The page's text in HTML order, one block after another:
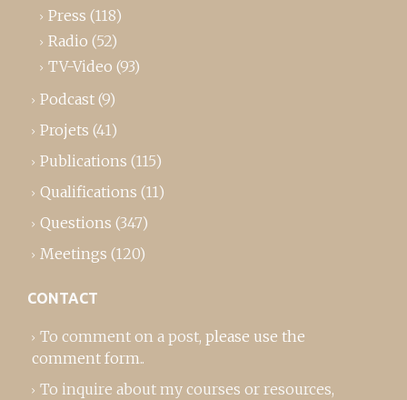
Press (118)
Radio (52)
TV-Video (93)
Podcast (9)
Projets (41)
Publications (115)
Qualifications (11)
Questions (347)
Meetings (120)
CONTACT
To comment on a post, please use the
comment form..
To inquire about my courses or resources,